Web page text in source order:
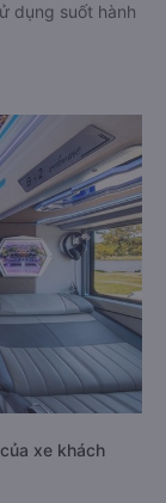
dụng suốt hành
xe khách